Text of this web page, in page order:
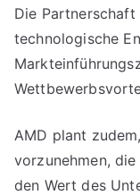
Die
technologische
AMD plant
vorzunehmen,
den Wert des